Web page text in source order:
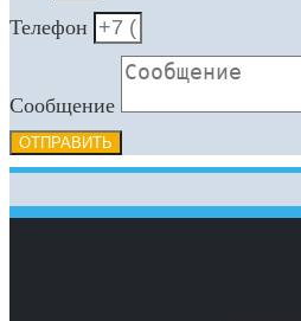
Телефон
Сообщение
ОТПРАВИТЬ